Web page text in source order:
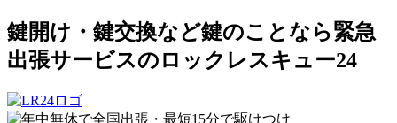
鍵開け・鍵交換など鍵のことなら緊急
出張サービスのロックレスキュー24